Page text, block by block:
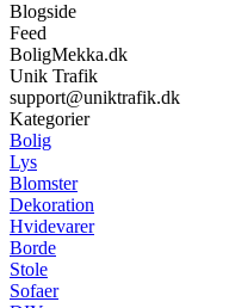
Blogside
Feed
BoligMekka.dk
Unik Trafik
support@uniktrafik.dk
Kategorier
Bolig
Lys
Blomster
Dekoration
Hvidevarer
Borde
Stole
Sofaer